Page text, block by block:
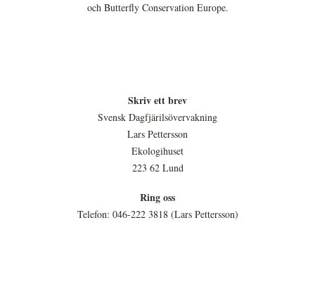
och Butterfly Conservation Europe.
Skriv ett brev
Svensk Dagfjärilsövervakning
Lars Pettersson
Ekologihuset
223 62 Lund
Ring oss
Telefon: 046-222 3818 (Lars Pettersson)